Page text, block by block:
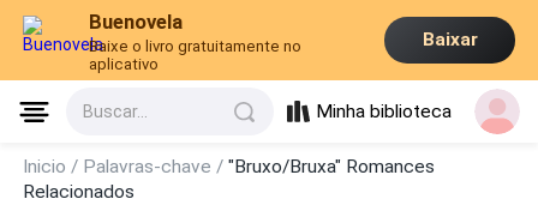
Buenovela
Baixe o livro gratuitamente no
aplicativo
Baixar
Buscar... Minha biblioteca
Inicio / Palavras-chave /"Bruxo/Bruxa" Romances
Relacionados